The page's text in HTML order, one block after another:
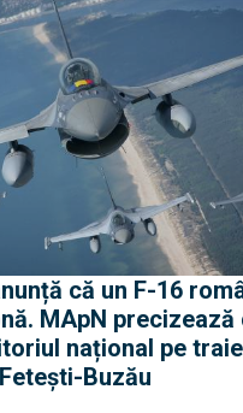
că un F-16
MApN precizează
național pe
Buzău